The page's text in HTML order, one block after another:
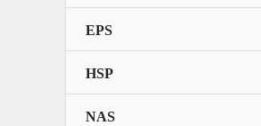
EPS
HSP
NAS